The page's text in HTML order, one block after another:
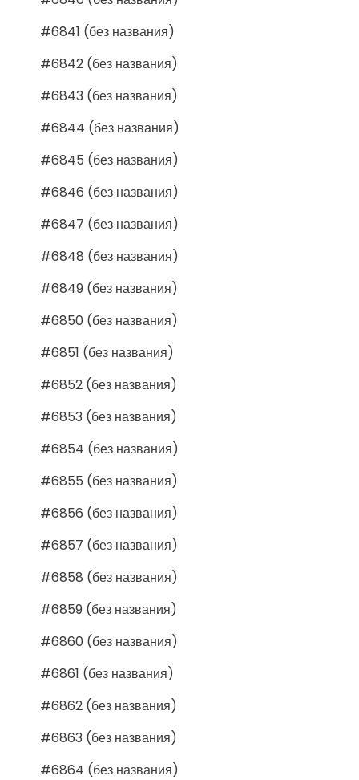
#6841 (без названия)
#6842 (без названия)
#6843 (без названия)
#6844 (без названия)
#6845 (без названия)
#6846 (без названия)
#6847 (без названия)
#6848 (без названия)
#6849 (без названия)
#6850 (без названия)
#6851 (без названия)
#6852 (без названия)
#6853 (без названия)
#6854 (без названия)
#6855 (без названия)
#6856 (без названия)
#6857 (без названия)
#6858 (без названия)
#6859 (без названия)
#6860 (без названия)
#6861 (без названия)
#6862 (без названия)
#6863 (без названия)
#6864 (без названия)